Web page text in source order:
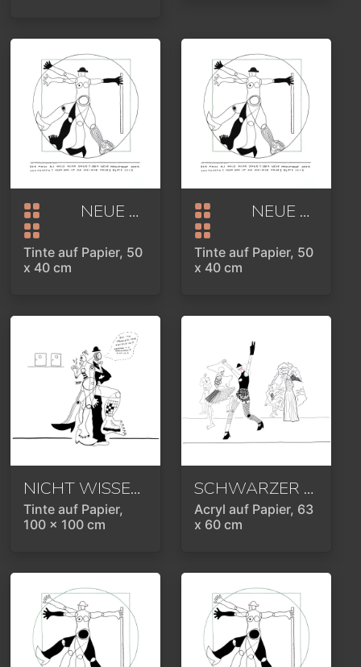
NEUE MASSSTÄBE 2019
Tinte auf Papier, 50
x 40 cm
NEUE MASSSTÄBE
Tinte auf Papier, 50
x 40 cm
NICHT WISSEN OB MAN MÄNNLEIN ODER WEIBLEIN IST ODER HOMMAGE AN HERMAPHRODITUS UND DIE SELBSTBESTIMMUNG
Tinte auf Papier,
100 x 100 cm
SCHWARZER HUMOR ODER DEM TOD INS GESICHT LACHEN ODER IHM DIE KALTE SCHULTER ZEIGEN ODER DEN TOT TODSCHWEIGEN
Acryl auf Papier, 63
x 60 cm